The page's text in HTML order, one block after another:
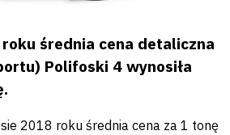
średnia cena detaliczna
Polifoski 4 wynosiła
2018 roku średnia cena za 1 tonę